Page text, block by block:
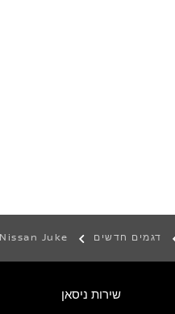
דגמים חדשים Nissan Juke
שירות ניסאן